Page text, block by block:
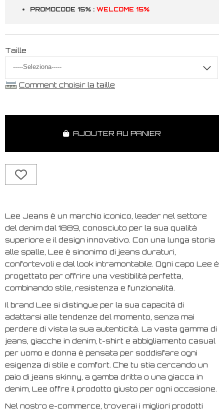
PROMOCODE 15% : WELCOME 15%
Taille
Comment choisir la taille
AJOUTER AU PANIER
Lee Jeans è un marchio iconico, leader nel settore
del denim dal 1889, conosciuto per la sua qualità
superiore e il design innovativo. Con una lunga storia
alle spalle, Lee è sinonimo di jeans duraturi,
confortevoli e dal look intramontabile. Ogni capo Lee è
progettato per offrire una vestibilità perfetta,
combinando stile, resistenza e funzionalità.
Il brand Lee si distingue per la sua capacità di
adattarsi alle tendenze del momento, senza mai
perdere di vista la sua autenticità. La vasta gamma di
jeans, giacche in denim, t-shirt e abbigliamento casual
per uomo e donna è pensata per soddisfare ogni
esigenza di stile e comfort. Che tu stia cercando un
paio di jeans skinny, a gamba dritta o una giacca in
denim, Lee offre il prodotto giusto per ogni occasione.
Nel nostro e-commerce, troverai i migliori prodotti